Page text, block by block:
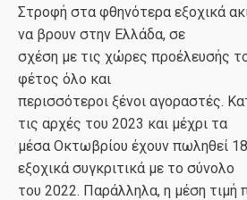
Στροφή στα φθηνότερα εξοχικά
να βρουν στην Ελλάδα, σε
σχέση με τις χώρες προέλευσής
φέτος όλο και
περισσότεροι ξένοι αγοραστές.
τις αρχές του 2023 και μέχρι τα
μέσα Οκτωβρίου έχουν πωληθεί
εξοχικά συγκριτικά με το σύνολο
του 2022. Παράλληλα, η μέση τιμή